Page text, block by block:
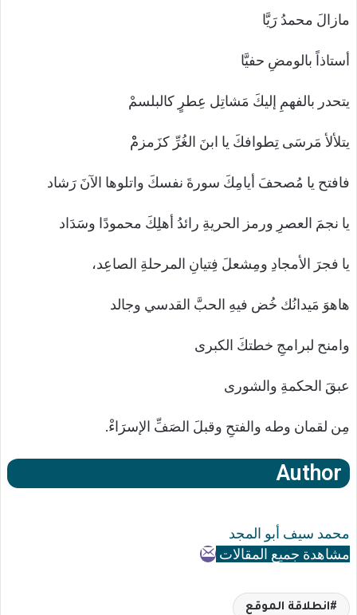
مازالَ محمدُ رَيَّا
أستاذاً بالومضِ حفيَّا
يتحدر بالفهمِ إليكَ مَشاتِل عِطرٍ كالبلسمْ
يتلألأ مَرسَى تِطوافكَ يا ابنَ الغُرِّ كزَمزمْْ
فافتح يا مُصحفَ أيامِكَ سورةَ نفسكَ واتلوها الآنَ رَشاد
يا نجمَ العصرِ ورمز الحريةِ رائدُ أهلِكَ محمودًا وسَدَاد
يا فجرَ الأمجادِ ومِشعلَ فِتيانِ المرحلةِ الصاعِد،
هاهوَ مَيدانُك خُض فيهِ الحبَّ القدسي وجالد
وامنح لبرامجِ خطتكَ الكبرى
عبقَ الحكمةِ والشورى
مِن لقمان وطه والفتحِ وقبلَ الصَفِّ الإسرَاءْ.
Author
محمد سيف أبو المجد
مشاهدة جميع المقالات
انطلاقة الموقع